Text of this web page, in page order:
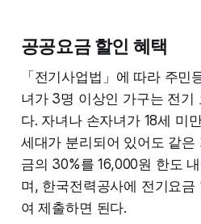
공공요금 할인 혜택
「전기사업법」에 따라 주
녀가 3명 이상인 가구는 전기
다. 자녀나 손자녀가 18세 미
세대가 분리되어 있어도 같은
금의 30%를 16,000원 한도
며, 한국전력공사에 전기요
여 제출하면 된다.